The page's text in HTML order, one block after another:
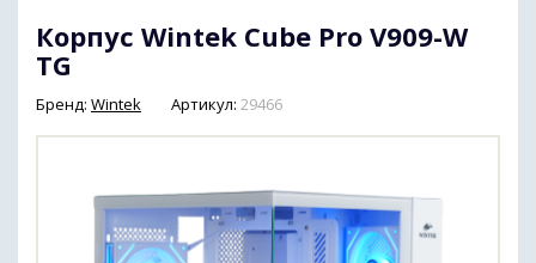
Корпус Wintek Cube Pro V909-W
TG
Бренд: Wintek Артикул: 29466